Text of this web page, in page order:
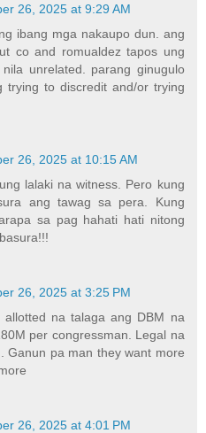
26, 2025 at 9:29 AM
ibang mga nakaupo dun. ang
co and romualdez tapos ung
unrelated. parang ginugulo
trying to discredit and/or trying
26, 2025 at 10:15 AM
lalaki na witness. Pero kung
ang tawag sa pera. Kung
sa pag hahati hati nitong
26, 2025 at 3:25 PM
na talaga ang DBM na
per congressman. Legal na
Ganun pa man they want more
26, 2025 at 4:01 PM